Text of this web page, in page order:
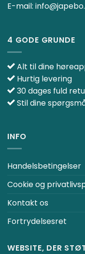
E-mail:
4 GODE GRUNDE
Alt til dine
Hurtig levering
30 dages fuld
Stil dine
INFO
Handelsbetingelser
Cookie og
Kontakt os
Fortrydelsesret
WEBSITE, DER